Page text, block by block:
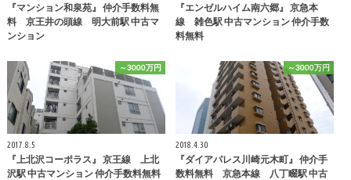
『マンション和泉苑』 仲介手数料無
料 京王井の頭線 明大前駅 中古マ
ンション
『エンゼルハイム南六郷』 京急本
線 雑色駅 中古マンション 仲介手数
料無料
～3000万円
2017.8.5
『上北沢コーポラス』 京王線 上北
沢駅 中古マンション 仲介手数料無料
～3000万円
2018.4.30
『ダイアパレス川崎元木町』 仲介手
数料無料 京急本線 八丁畷駅 中古